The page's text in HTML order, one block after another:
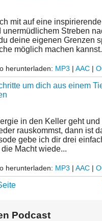
mit auf eine
unermüdlichem Streben
deine eigenen Grenzen
möglich machen
herunterladen: MP3 | AAC |
um dich aus einem
in den Keller geht
rauskommst, dann ist
gebe ich dir drei
Macht wiede...
herunterladen: MP3 | AAC |
Podcast